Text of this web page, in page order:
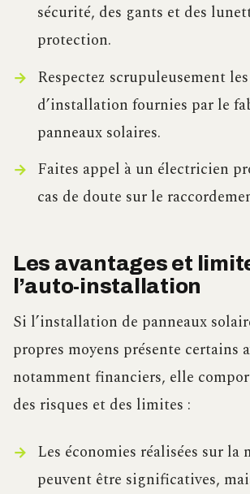
sécurité, des gants et des
protection.
Respectez scrupuleusement
d’installation fournies par le
panneaux solaires.
Faites appel à un électricien
cas de doute sur le
Les avantages et
l’auto-installation
Si l’installation de panneaux
propres moyens présente certains
notamment financiers, elle
des risques et des limites :
Les économies réalisées sur la
peuvent être significatives,